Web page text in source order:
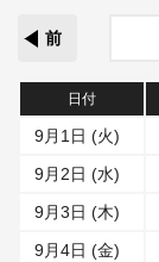
前
日付
9月1日 (火)
9月2日 (水)
9月3日 (木)
9月4日 (金)